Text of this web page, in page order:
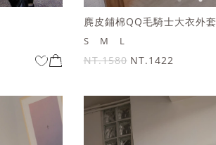
麂皮鋪棉QQ毛騎士大衣外套
S M L
NT.1580 NT.1422